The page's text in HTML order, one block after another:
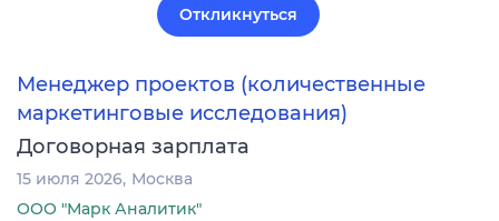
Откликнуться
Менеджер проектов (количественные
маркетинговые исследования)
Договорная зарплата
15 июля 2026 Москва
ООО "Марк Аналитик"